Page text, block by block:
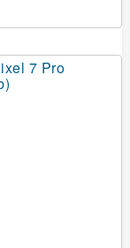
7 Pro